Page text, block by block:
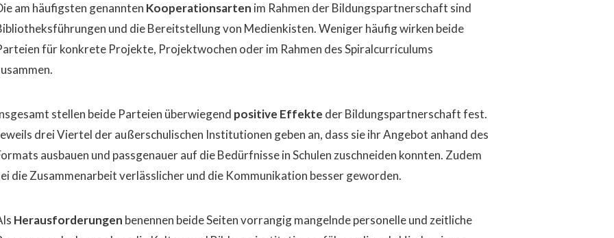
am häufigsten genannten Kooperationsarten im Rahmen der Bildungspartnerschaft sind
und die Bereitstellung von Medienkisten. Weniger häufig wirken beide
für konkrete Projekte, Projektwochen oder im Rahmen des Spiralcurriculums
stellen beide Parteien überwiegend positive Effekte der Bildungspartnerschaft fest.
drei Viertel der außerschulischen Institutionen geben an, dass sie ihr Angebot anhand des
ausbauen und passgenauer auf die Bedürfnisse in Schulen zuschneiden konnten. Zudem
die Zusammenarbeit verlässlicher und die Kommunikation besser geworden.
Herausforderungen benennen beide Seiten vorrangig mangelnde personelle und zeitliche